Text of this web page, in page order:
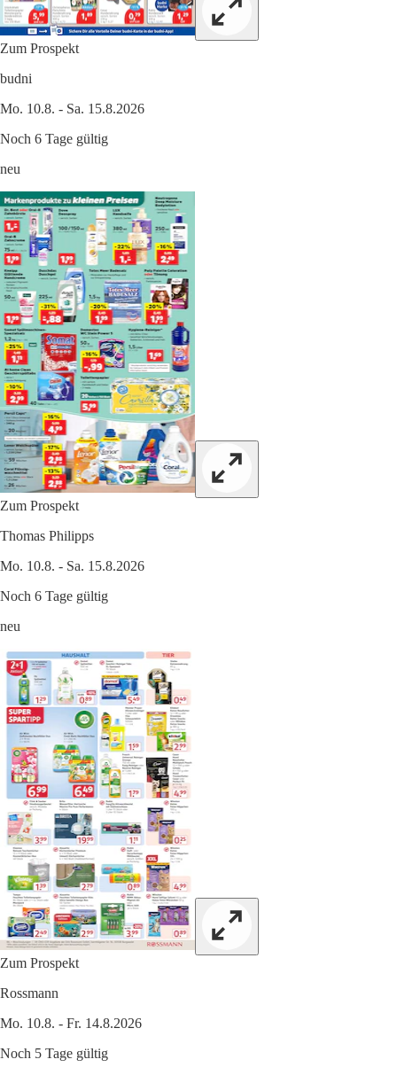
Zum Prospekt
budni
Mo. 10.8. - Sa. 15.8.2026
Noch 6 Tage gültig
neu
Zum Prospekt
Thomas Philipps
Mo. 10.8. - Sa. 15.8.2026
Noch 6 Tage gültig
neu
Zum Prospekt
Rossmann
Mo. 10.8. - Fr. 14.8.2026
Noch 5 Tage gültig